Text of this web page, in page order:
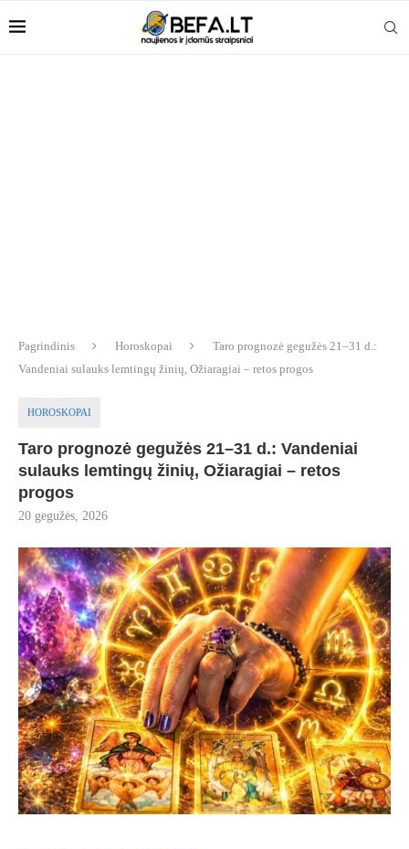
Pagrindinis Horoskopai
Taro prognozė gegužės 21–31 d.:
Vandeniai sulauks lemtingų žinių, Ožiaragiai – retos progos
HOROSKOPAI
Taro prognozė gegužės 21–31 d.: Vandeniai
sulauks lemtingų žinių, Ožiaragiai – retos
progos
20 gegužės, 2026